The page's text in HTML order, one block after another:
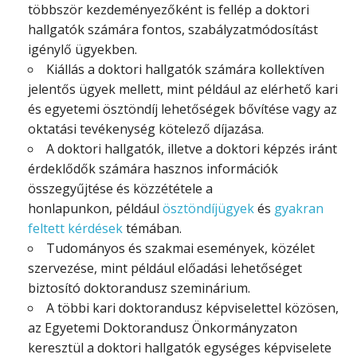
többször kezdeményezőként is fellép a doktori
hallgatók számára fontos, szabályzatmódosítást
igénylő ügyekben.
Kiállás a doktori hallgatók számára kollektíven
jelentős ügyek mellett, mint például az elérhető kari
és egyetemi ösztöndíj lehetőségek bővítése vagy az
oktatási tevékenység kötelező díjazása.
A doktori hallgatók, illetve a doktori képzés iránt
érdeklődők számára hasznos információk
összegyűjtése és közzététele a
honlapunkon, például ösztöndíjügyekés gyakran
feltett kérdésektémában.
Tudományos és szakmai események, közélet
szervezése, mint például előadási lehetőséget
biztosító doktorandusz szeminárium.
A többi kari doktorandusz képviselettel közösen,
az Egyetemi Doktorandusz Önkormányzaton
keresztül a doktori hallgatók egységes képviselete